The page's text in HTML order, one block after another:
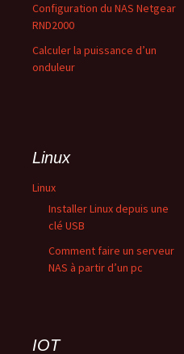
Configuration du NAS Netgear
RND2000
Calculer la puissance d’un
onduleur
Linux
Linux
Installer Linux depuis une
clé USB
Comment faire un serveur
NAS à partir d’un pc
IOT